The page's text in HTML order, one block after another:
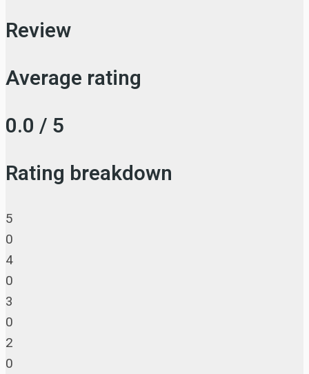
Review
Average rating
0.0 / 5
Rating breakdown
5
0
4
0
3
0
2
0